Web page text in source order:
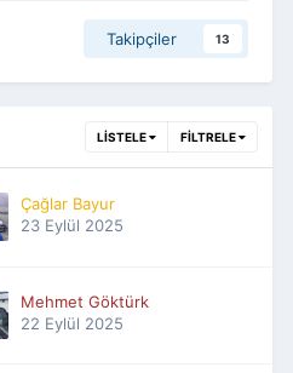
Takipçiler 13
LISTELE FILTRELE
Çağlar Bayur
23 Eylül 2025
Mehmet Göktürk
22 Eylül 2025